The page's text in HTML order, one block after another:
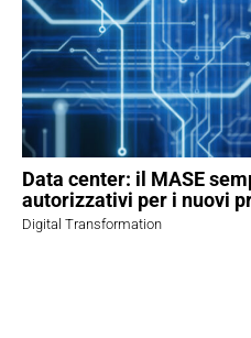
Data center: il MASE
autorizzativi per i nuovi
Digital Transformation